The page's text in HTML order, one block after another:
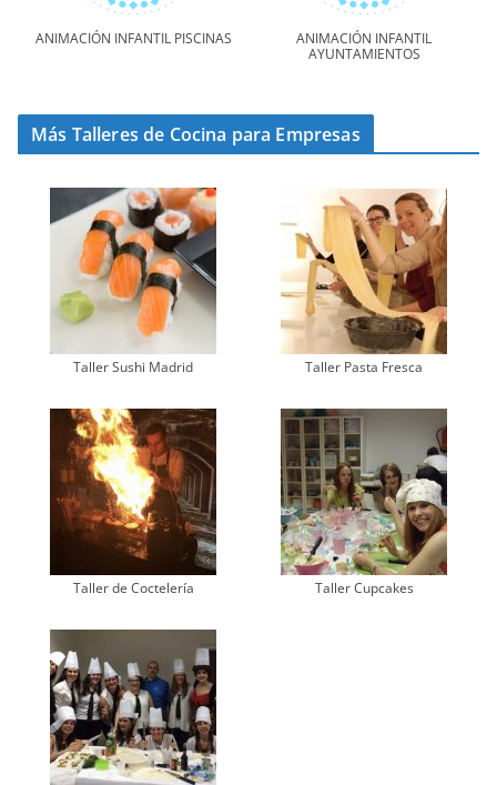
ANIMACIÓN INFANTIL PISCINAS
ANIMACIÓN INFANTIL
AYUNTAMIENTOS
Más Talleres de Cocina para Empresas
Taller Sushi Madrid Taller Pasta Fresca
Taller de Coctelería Taller Cupcakes